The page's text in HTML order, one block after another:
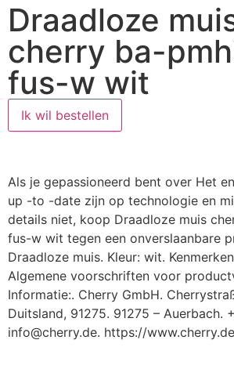
Draadloze
cherry ba-
fus-w wit
Ik wil bestellen
Als je gepassioneerd bent over Het
up -to -date zijn op technologie en
details niet, koop Draadloze muis
fus-w wit tegen een onverslaanbare
Draadloze muis. Kleur: wit.
Algemene voorschriften voor
Informatie:. Cherry GmbH.
Duitsland, 91275. 91275 – Auerbach.
info@cherry.de. https://www.cherry.de